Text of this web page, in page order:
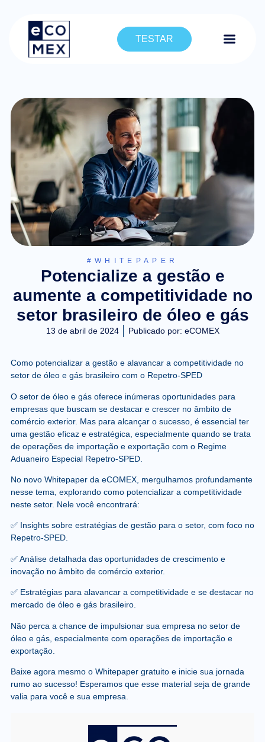
TESTAR
#WHITEPAPER
Potencialize a gestão e
aumente a competitividade no
setor brasileiro de óleo e gás
13 de abril de 2024 Publicado por: eCOMEX
Como potencializar a gestão e alavancar a competitividade no
setor de óleo e gás brasileiro com o Repetro-SPED
O setor de óleo e gás oferece inúmeras oportunidades para
empresas que buscam se destacar e crescer no âmbito de
comércio exterior. Mas para alcançar o sucesso, é essencial ter
uma gestão eficaz e estratégica, especialmente quando se trata
de operações de importação e exportação com o Regime
Aduaneiro Especial Repetro-SPED.
No novo Whitepaper da eCOMEX, mergulhamos profundamente
nesse tema, explorando como potencializar a competitividade
neste setor. Nele você encontrará:
✅ Insights sobre estratégias de gestão para o setor, com foco no
Repetro-SPED.
✅ Análise detalhada das oportunidades de crescimento e
inovação no âmbito de comércio exterior.
✅ Estratégias para alavancar a competitividade e se destacar no
mercado de óleo e gás brasileiro.
Não perca a chance de impulsionar sua empresa no setor de
óleo e gás, especialmente com operações de importação e
exportação.
Baixe agora mesmo o Whitepaper gratuito e inicie sua jornada
rumo ao sucesso! Esperamos que esse material seja de grande
valia para você e sua empresa.